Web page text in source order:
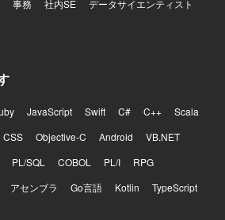
事務 社内SE
データサイエンティスト
JavaScript Swift C# C++
Scala
CSS Objective-C Android
VB.NET
PL/SQL COBOL PL/I
RPG
アセンブラ Go言語 Kotlin
TypeScript